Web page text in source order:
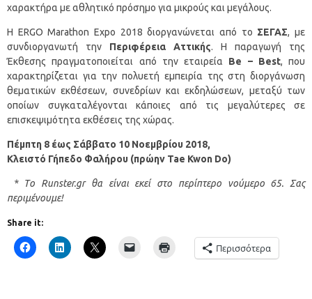
χαρακτήρα με αθλητικό πρόσημο για μικρούς και μεγάλους.
Η ERGO Marathon Expo 2018 διοργανώνεται από το ΣΕΓΑΣ, με
συνδιοργανωτή την Περιφέρεια Αττικής. Η παραγωγή της
Έκθεσης πραγματοποιείται από την εταιρεία Be – Best, που
χαρακτηρίζεται για την πολυετή εμπειρία της στη διοργάνωση
θεματικών εκθέσεων, συνεδρίων και εκδηλώσεων, μεταξύ των
οποίων συγκαταλέγονται κάποιες από τις μεγαλύτερες σε
επισκεψιμότητα εκθέσεις της χώρας.
Πέμπτη 8 έως Σάββατο 10 Νοεμβρίου 2018,
Κλειστό Γήπεδο Φαλήρου (πρώην Tae Kwon Do)
* Tο Runster.gr θα είναι εκεί στο περίπτερο νούμερο 65. Σας
περιμένουμε!
Share it:
Περισσότερα